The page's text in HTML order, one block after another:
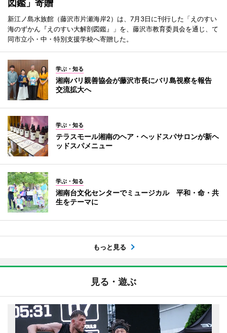
図鑑」寄贈
新江ノ島水族館（藤沢市片瀬海岸2）は、7月3日に刊行した「えのすい
海のずかん『えのすい大解剖図鑑』」を、藤沢市教育委員会を通じ、て
同市立小・中・特別支援学校へ寄贈した。
学ぶ・知る
湘南バリ親善協会が藤沢市長にバリ島視察を報告
交流拡大へ
学ぶ・知る
テラスモール湘南のヘア・ヘッドスパサロンが新ヘ
ッドスパメニュー
学ぶ・知る
湘南台文化センターでミュージカル 平和・命・共
生をテーマに
もっと見る
見る・遊ぶ